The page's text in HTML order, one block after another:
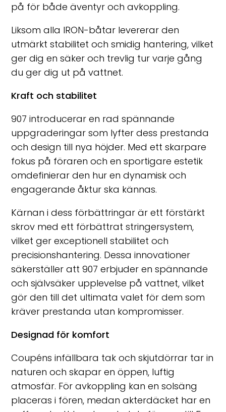
på för både äventyr och avkoppling.
Liksom alla IRON-båtar levererar den
utmärkt stabilitet och smidig hantering, vilket
ger dig en säker och trevlig tur varje gång
du ger dig ut på vattnet.
Kraft och stabilitet
907 introducerar en rad spännande
uppgraderingar som lyfter dess prestanda
och design till nya höjder. Med ett skarpare
fokus på föraren och en sportigare estetik
omdefinierar den hur en dynamisk och
engagerande åktur ska kännas.
Kärnan i dess förbättringar är ett förstärkt
skrov med ett förbättrat stringersystem,
vilket ger exceptionell stabilitet och
precisionshantering. Dessa innovationer
säkerställer att 907 erbjuder en spännande
och självsäker upplevelse på vattnet, vilket
gör den till det ultimata valet för dem som
kräver prestanda utan kompromisser.
Designad för komfort
Coupéns infällbara tak och skjutdörrar tar in
naturen och skapar en öppen, luftig
atmosfär. För avkoppling kan en solsäng
placeras i fören, medan akterdäcket har en